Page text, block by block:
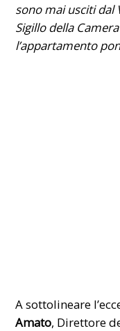
sono mai usciti dal
Sigillo della
l’appartamento
A sottolineare
Amato, Direttore